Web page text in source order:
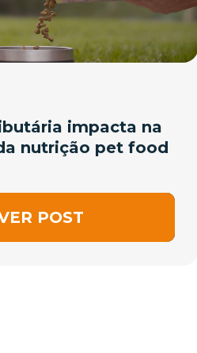
impacta na
nutrição pet food
POST